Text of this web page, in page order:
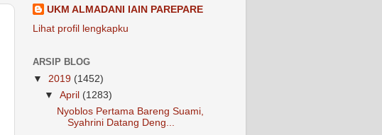
UKM ALMADANI IAIN PAREPARE
Lihat profil lengkapku
ARSIP BLOG
▼ 2019 (1452)
▼April (1283)
Nyoblos Pertama Bareng Suami,
Syahrini Datang Deng...